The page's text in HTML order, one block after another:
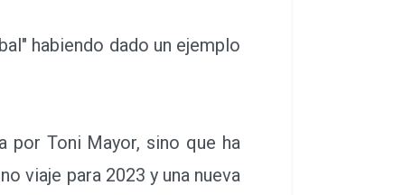
habiendo dado un ejemplo
Toni Mayor, sino que ha
viaje para 2023 y una nueva